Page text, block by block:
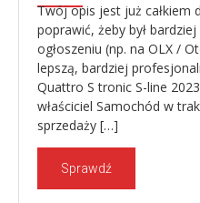
Twój opis jest już całkiem
poprawić, żeby był
ogłoszeniu (np. na OLX /
lepszą, bardziej
Quattro S tronic S-line
właściciel Samochód w
sprzedaży […]
Sprawdź